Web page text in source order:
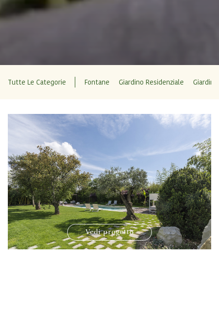
Tutte Le Categorie Fontane Giardino Residenziale
Vedi progetto